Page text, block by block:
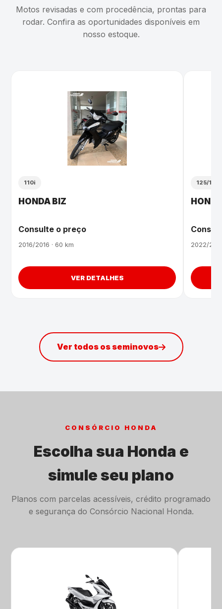
Motos revisadas e com procedência, prontas para
rodar. Confira as oportunidades disponíveis em
nosso estoque.
110i
HONDA BIZ
Consulte o preço
2016/2016 · 60 km
VER DETALHES
125/
2022/
Ver todos os seminovos
CONSÓRCIO HONDA
Escolha sua Honda e
simule seu plano
Planos com parcelas acessíveis, crédito programado
e segurança do Consórcio Nacional Honda.